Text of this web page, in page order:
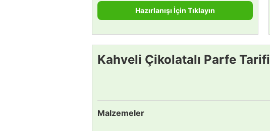
Hazırlanışı İçin Tıklayın
Kahveli Çikolatalı Parfe Tarifi
Malzemeler